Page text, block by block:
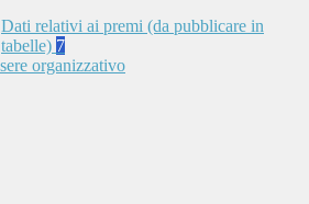
Dati relativi ai premi (da pubblicare in
tabelle) 7
organizzativo